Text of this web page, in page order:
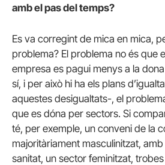
amb el pas del temps?
Es va corregint de mica en mica,
problema? El problema no és que
empresa es pagui menys a la
sí, i per això hi ha els plans
aquestes desigualtats-, el
que es dóna per sectors. Si
té, per exemple, un conveni de la
majoritàriament masculinitzat,
sanitat, un sector feminitzat,